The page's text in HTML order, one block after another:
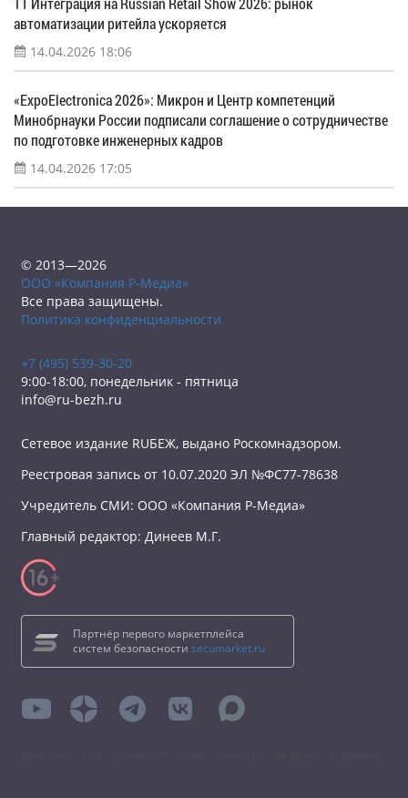
автоматизации ритейла ускоряется
14.04.2026 18:06
«ExpoElectronica 2026»: Микрон и Центр компетенций
Минобрнауки России подписали соглашение о сотрудничестве
по подготовке инженерных кадров
14.04.2026 17:05
© 2013—2026
ООО «Компания Р-Медиа»
Все права защищены.
Политика конфиденциальности
+7 (495) 539-30-20
9:00-18:00, понедельник - пятница
info@ru-bezh.ru
Сетевое издание RUБЕЖ, выдано Роскомнадзором.
Реестровая запись от 10.07.2020 ЭЛ №ФС77-78638
Учредитель СМИ: ООО «Компания Р-Медиа»
Главный редактор: Динеев М.Г.
Партнёр первого маркетплейса
систем безопасности secumarket.ru